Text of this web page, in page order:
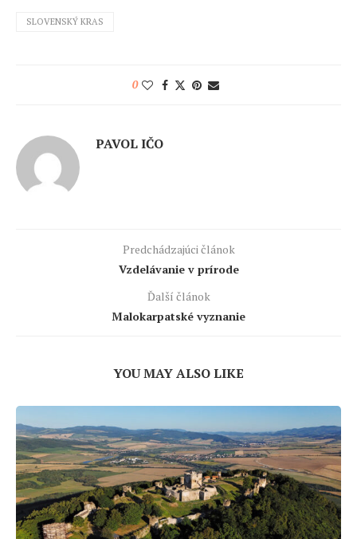
SLOVENSKÝ KRAS
0
PAVOL IČO
Predchádzajúci článok
Vzdelávanie v prírode
Ďalší článok
Malokarpatské vyznanie
YOU MAY ALSO LIKE